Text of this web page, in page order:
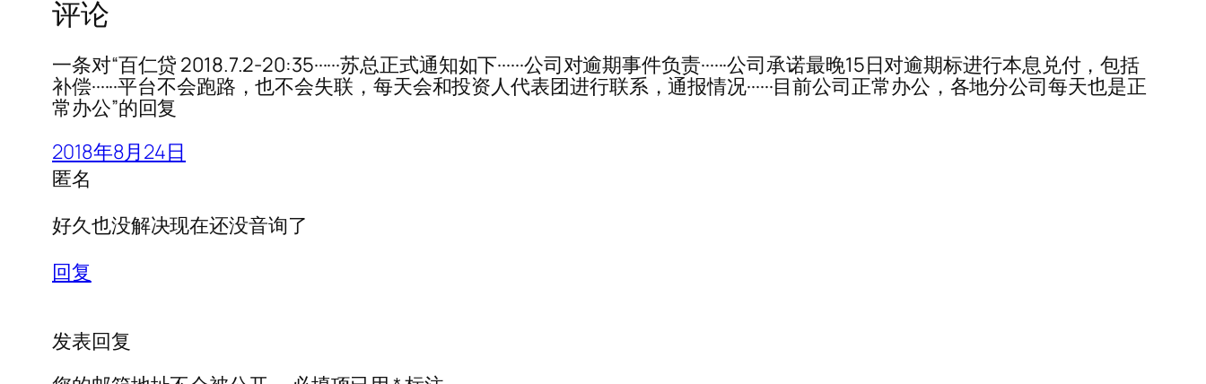
评论
一条对“百仁贷 2018.7.2-20:35······苏总正式通知如下······公司对逾期事件负责······公司承诺最晚15日对逾期标进行本息兑付，包括
补偿······平台不会跑路，也不会失联，每天会和投资人代表团进行联系，通报情况······目前公司正常办公，各地分公司每天也是正
常办公”的回复
2018年8月24日
匿名
好久也没解决现在还没音询了
回复
发表回复